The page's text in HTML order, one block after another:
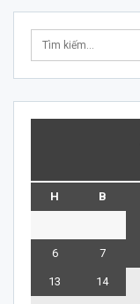
H B
6 7
13 14